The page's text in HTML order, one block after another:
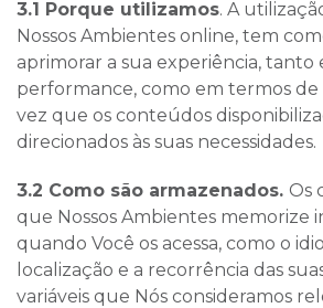
3.1 Porque utilizamos. A
Nossos Ambientes online, tem
aprimorar a sua experiência, tanto
performance, como em termos de
vez que os conteúdos
direcionados às suas necessidades.
3.2 Como são armazenados. Os
que Nossos Ambientes memorize
quando Você os acessa, como o
localização e a recorrência das
variáveis que Nós consideramos